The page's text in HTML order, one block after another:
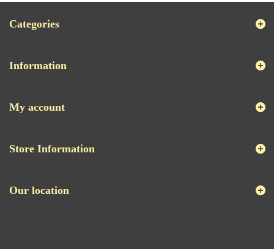
Categories
Information
My account
Store Information
Our location